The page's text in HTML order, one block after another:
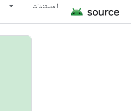
المستندات